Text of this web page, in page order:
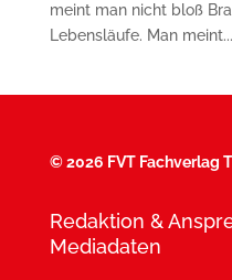
meint man nicht bloß
Lebensläufe. Man meint...
©2026 FVT Fachverlag
Redaktion &
Mediadaten